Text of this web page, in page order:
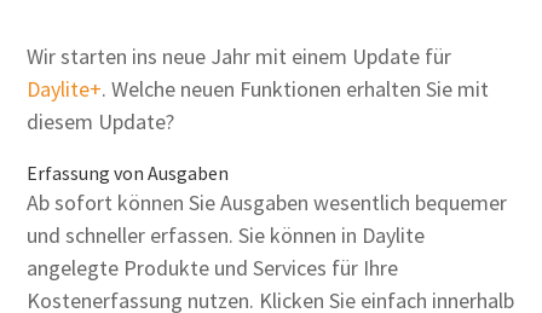
Wir starten ins neue Jahr mit einem Update für
Daylite+. Welche neuen Funktionen erhalten Sie mit
diesem Update?
Erfassung von Ausgaben
Ab sofort können Sie Ausgaben wesentlich bequemer
und schneller erfassen. Sie können in Daylite
angelegte Produkte und Services für Ihre
Kostenerfassung nutzen. Klicken Sie einfach innerhalb